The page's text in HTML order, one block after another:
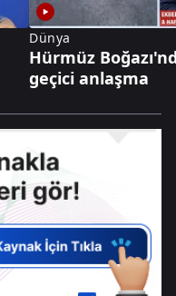
Dünya
Hürmüz
geçici anlaşma